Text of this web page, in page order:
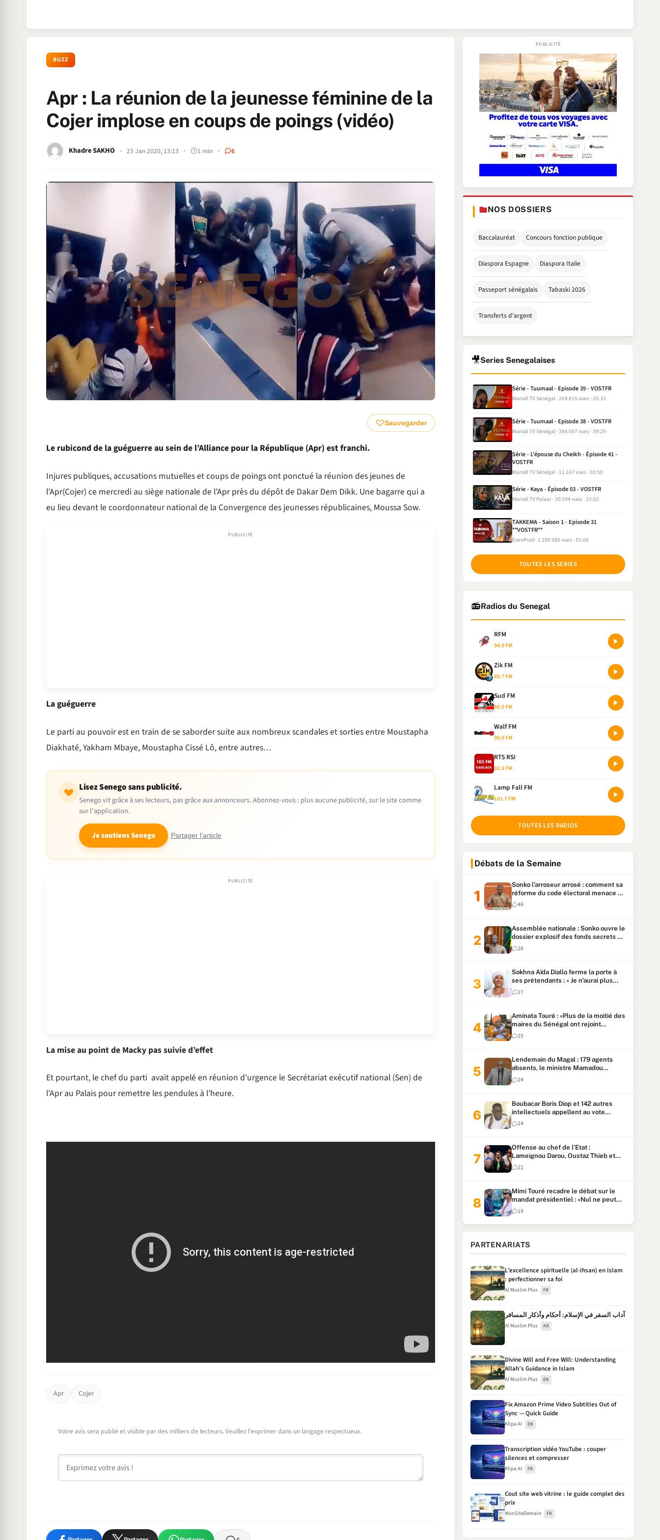
BUZZ
Apr : La réunion de la jeunesse féminine de la
Cojer implose en coups de poings (vidéo)
Khadre SAKHO 23 Jan 2020, 13:13 1 min 6
Sauvegarder
Le rubicond de la guéguerre au sein de l’Alliance pour la République (Apr) est franchi.
Injures publiques, accusations mutuelles et coups de poings ont ponctué la réunion des jeunes de
l’Apr(Cojer) ce mercredi au siège nationale de l’Apr près du dépôt de Dakar Dem Dikk. Une bagarre qui a
eu lieu devant le coordonnateur national de la Convergence des jeunesses républicaines, Moussa Sow.
La guéguerre
Le parti au pouvoir est en train de se saborder suite aux nombreux scandales et sorties entre Moustapha
Diakhaté, Yakham Mbaye, Moustapha Cissé Lô, entre autres…
Lisez Senego sans publicité.
Senego vit grâce à ses lecteurs, pas grâce aux annonceurs. Abonnez-vous : plus aucune publicité, sur le site comme
sur l'application.
Je soutiens Senego Partager l'article
La mise au point de Macky pas suivie d’effet
Et pourtant, le chef du parti avait appelé en réunion d’urgence le Secrétariat exécutif national (Sen) de
l’Apr au Palais pour remettre les pendules à l’heure.
Apr Cojer
Votre avis sera publié et visible par des milliers de lecteurs. Veuillez l'exprimer dans un langage respectueux.
NOS DOSSIERS
Baccalauréat Concours fonction publique
Diaspora Espagne Diaspora Italie
Passeport sénégalais Tabaski 2026
Transferts d'argent
🎥Series Senegalaises
Série - Tuumaal - Episode 39 - VOSTFR
Marodi TV Sénégal 268 815 vues 35:33
Série - Tuumaal - Episode 38 - VOSTFR
Marodi TV Sénégal 386 067 vues 39:29
Série - L'épouse du Cheikh - Épisode 41 -
VOSTFR
Marodi TV Sénégal 11 167 vues 30:50
Série - Kaya - Épisode 03 - VOSTFR
Marodi TV Pulaar 30 594 vues 33:02
TAKKEMA - Saison 1 - Episode 31
**VOSTFR**
EvenProd 1 290 985 vues 55:08
TOUTES LES SERIES
📻Radios du Senegal
RFM
94.0 FM
Zik FM
89.7 FM
Sud FM
98.5 FM
Walf FM
99.0 FM
RTS RSI
92.5 FM
Lamp Fall FM
101.7 FM
TOUTES LES RADIOS
Débats de la Semaine
Sonko l’arroseur arrosé : comment sa
réforme du code électoral menace sa
candidature
46
Assemblée nationale : Sonko ouvre le
dossier explosif des fonds secrets et
du patrimoine présidentiel
28
Sokhna Aïda Diallo ferme la porte à
ses prétendants : « Je n’aurai plus
jamais un autre mari »
27
Aminata Touré : «Plus de la moitié des
maires du Sénégal ont rejoint
Kiiraay»
25
Lendemain du Magal : 179 agents
absents, le ministre Mamadou
Lamine Dianté exige des explications
24
Boubacar Boris Diop et 142 autres
intellectuels appellent au vote
urgent de la révision
constitutionnelle
24
Offense au chef de l’Etat :
Lameignou Darou, Oustaz Thieb et
Ndiaye Touba lourdement
condamnés
22
Mimi Touré recadre le débat sur le
mandat présidentiel : «Nul ne peut
faire plus de deux mandats
consécutifs de 5 ans»
19
PARTENARIATS
L’excellence spirituelle (al-Ihsan) en Islam
: perfectionner sa foi
Al Muslim Plus FR
آداب السفر في الإسلام: أحكام وأذكار المسافر
Al Muslim Plus AR
Divine Will and Free Will: Understanding
Allah’s Guidance in Islam
Al Muslim Plus EN
Fix Amazon Prime Video Subtitles Out of
Sync — Quick Guide
Klipa AI EN
Transcription vidéo YouTube : couper
silences et compresser
Klipa AI FR
Cout site web vitrine : le guide complet des
prix
MonSiteDemain FR